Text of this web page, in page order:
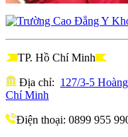
TP. Hồ Chí Minh
Địa chỉ: 127/3-5
Chí Minh
Điện thoại: 0899 955